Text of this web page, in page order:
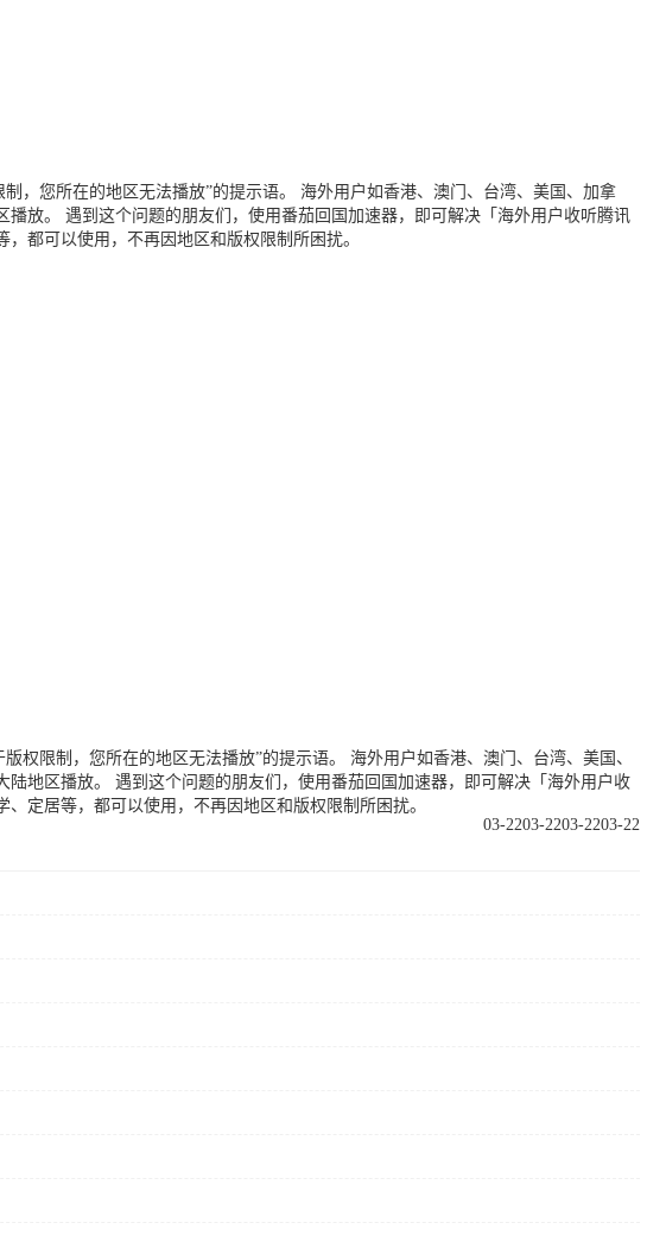
，您所在的地区无法播放”的提示语。 海外用户如香港、澳门、台湾、美国、加拿
放。 遇到这个问题的朋友们，使用番茄回国加速器，即可解决「海外用户收听腾讯
都可以使用，不再因地区和版权限制所困扰。
限制，您所在的地区无法播放”的提示语。 海外用户如香港、澳门、台湾、美国、
地区播放。 遇到这个问题的朋友们，使用番茄回国加速器，即可解决「海外用户收
定居等，都可以使用，不再因地区和版权限制所困扰。
03-22
03-22
03-22
03-22